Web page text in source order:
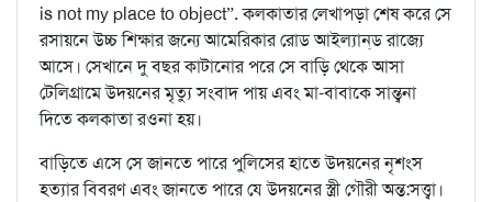
is not my place to object”. কলকাতার লেখাপড়া শেষ করে সে
রসায়নে উচ্চ শিক্ষার জন্যে আমেরিকার রোড আইল্যান্‌ড রাজ্যে
আসে। সেখানে দু বছর কাটানোর পরে সে বাড়ি থেকে আসা
টেলিগ্রামে উদয়নের মৃত্যু সংবাদ পায় এবং মা-বাবাকে সান্ত্বনা
দিতে কলকাতা রওনা হয়।
বাড়িতে এসে সে জানতে পারে পুলিসের হাতে উদয়নের নৃশংস
হত্যার বিবরণ এবং জানতে পারে যে উদয়নের স্ত্রী গৌরী অন্ত:সত্ত্বা।